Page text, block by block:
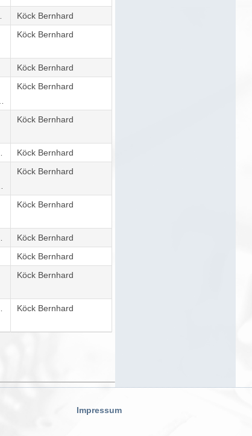
Köck Bernhard
Köck Bernhard
Köck Bernhard
Köck Bernhard
Köck Bernhard
Köck Bernhard
Köck Bernhard
Köck Bernhard
Köck Bernhard
Köck Bernhard
Köck Bernhard
Köck Bernhard
Impressum